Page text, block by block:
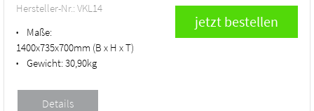
Hersteller-Nr.: VKL14
•
Maße:
1400x735x700mm (B x H x T)
• Gewicht:30,90kg